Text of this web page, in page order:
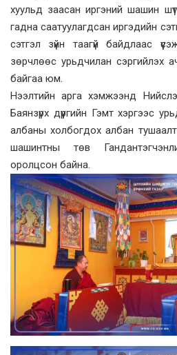
хуульд заасан иргэний шашин
гадна саатуулагдсан иргэдийн
сэтгэл зүйн таагүй байдлаас
зөрчлөөс урьдчилан сэргийлэх
байгаа юм.
Нээлтийн арга хэмжээнд
Баянзүрх дүүргийн Гэмт хэргээс
албаны холбогдох албан
шашинтны төв
оролцсон байна.